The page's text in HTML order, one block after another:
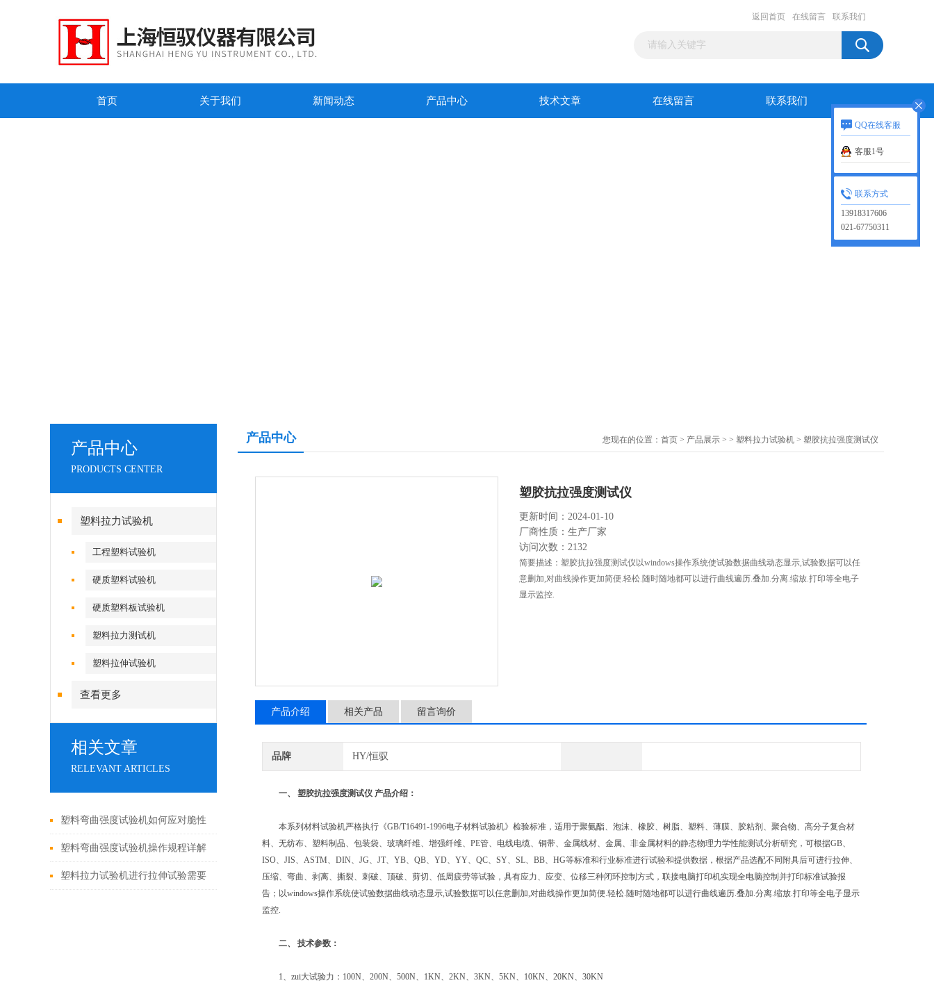
返回首页 在线留言 联系我们
首页 关于我们 新闻动态 产品中心 技术文章 在线留言 联系我们
产品中心
PRODUCTS CENTER
塑料拉力试验机
工程塑料试验机
硬质塑料试验机
硬质塑料板试验机
塑料拉力测试机
塑料拉伸试验机
查看更多
相关文章
RELEVANT ARTICLES
塑料弯曲强度试验机如何应对脆性
材料断裂瞬间？夹具与速度是关键
塑料弯曲强度试验机操作规程详解
塑料拉力试验机进行拉伸试验需要
产品中心 您现在的位置： 首页 > 产品展示 > > 塑料拉力试验机 > 塑胶抗拉强度测试仪
塑胶抗拉强度测试仪
更新时间：2024-01-10
厂商性质：生产厂家
访问次数：2132
简要描述：塑胶抗拉强度测试仪以windows操作系统使试验数据曲线动态显示,试验数据可以任
意删加,对曲线操作更加简便.轻松.随时随地都可以进行曲线遍历.叠加.分离.缩放.打印等全电子
显示监控.
产品介绍 相关产品 留言询价
品牌 HY/恒驭
一、 塑胶抗拉强度测试仪 产品介绍：
本系列材料试验机严格执行《GB/T16491-1996电子材料试验机》检验标准，适用于聚氨酯、泡沫、橡胶、树脂、塑料、薄膜、胶粘剂、聚合物、高分子复合材
料、无纺布、塑料制品、包装袋、玻璃纤维、增强纤维、PE管、电线电缆、铜带、金属线材、金属、非金属材料的静态物理力学性能测试分析研究，可根据GB、
ISO、JIS、ASTM、DIN、JG、JT、YB、QB、YD、YY、QC、SY、SL、BB、HG等标准和行业标准进行试验和提供数据，根据产品选配不同附具后可进行拉伸、
压缩、弯曲、剥离、撕裂、刺破、顶破、剪切、低周疲劳等试验，具有应力、应变、位移三种闭环控制方式，联接电脑打印机实现全电脑控制并打印标准试验报
告；以windows操作系统使试验数据曲线动态显示,试验数据可以任意删加,对曲线操作更加简便.轻松.随时随地都可以进行曲线遍历.叠加.分离.缩放.打印等全电子显示
监控.
二、 技术参数：
1、zui大试验力：100N、200N、500N、1KN、2KN、3KN、5KN、10KN、20KN、30KN
QQ在线客服
客服1号
联系方式
13918317606
021-67750311